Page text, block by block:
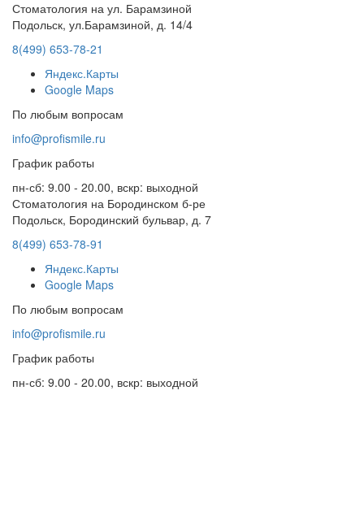
Стоматология на ул. Барамзиной
Подольск, ул.Барамзиной, д. 14/4
8(499) 653-78-21
Яндекс.Карты
Google Maps
По любым вопросам
info@profismile.ru
График работы
пн-сб: 9.00 - 20.00, вскр: выходной
Стоматология на Бородинском б-ре
Подольск, Бородинский бульвар, д. 7
8(499) 653-78-91
Яндекс.Карты
Google Maps
По любым вопросам
info@profismile.ru
График работы
пн-сб: 9.00 - 20.00, вскр: выходной